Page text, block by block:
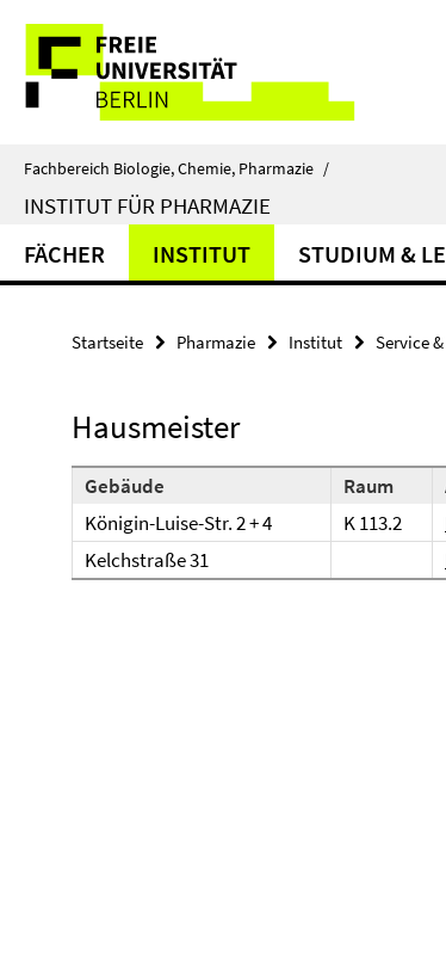
direkt
Inhalt
Service-
Navigation
Fachbereich Biologie, Chemie, Pharmazie /
INSTITUT FÜR PHARMAZIE
FÄCHER INSTITUT STUDIUM &
Startseite Pharmazie Institut Service
Hausmeister
Gebäude Raum
Königin-Luise-Str. 2 + 4
K 113.2
Kelchstraße 31